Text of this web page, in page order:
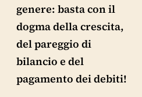
genere: basta con il
dogma della crescita,
del pareggio di
bilancio e del
pagamento dei debiti!